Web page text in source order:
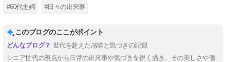
#60代主婦 #日々の出来事
このブログのここがポイント
世代を超えた感情と気づきの記録
シニア世代の視点から日常の出来事や気づきを鋭く描き、その美しさや価